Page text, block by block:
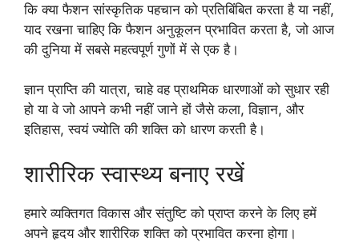
कि क्या फैशन सांस्कृतिक पहचान को प्रतिबिंबित करता है या नहीं,
याद रखना चाहिए कि फैशन अनुकूलन प्रभावित करता है, जो आज
की दुनिया में सबसे महत्वपूर्ण गुणों में से एक है।
ज्ञान प्राप्ति की यात्रा, चाहे वह प्राथमिक धारणाओं को सुधार रही
हो या वे जो आपने कभी नहीं जाने हों जैसे कला, विज्ञान, और
इतिहास, स्वयं ज्योति की शक्ति को धारण करती है।
शारीरिक स्वास्थ्य बनाए रखें
हमारे व्यक्तिगत विकास और संतुष्टि को प्राप्त करने के लिए हमें
अपने हृदय और शारीरिक शक्ति को प्रभावित करना होगा।